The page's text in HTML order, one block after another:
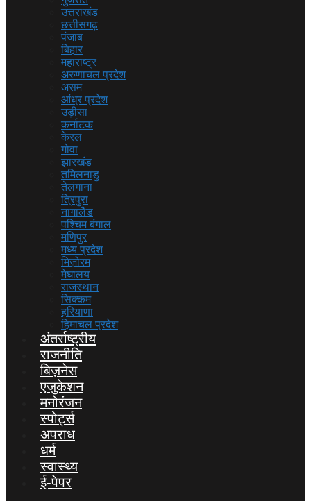
उत्तराखंड
छत्तीसगढ़
पंजाब
बिहार
महाराष्ट्र
अरुणाचल प्रदेश
असम
आंध्र प्रदेश
उड़ीसा
कर्नाटक
केरल
गोवा
झारखंड
तमिलनाडु
तेलंगाना
त्रिपुरा
नागालैंड
पश्चिम बंगाल
मणिपुर
मध्य प्रदेश
मिज़ोरम
मेघालय
राजस्थान
सिक्कम
हरियाणा
हिमाचल प्रदेश
अंतर्राष्ट्रीय
राजनीति
बिज़नेस
एजुकेशन
मनोरंजन
स्पोर्ट्स
अपराध
धर्म
स्वास्थ्य
ई-पेपर